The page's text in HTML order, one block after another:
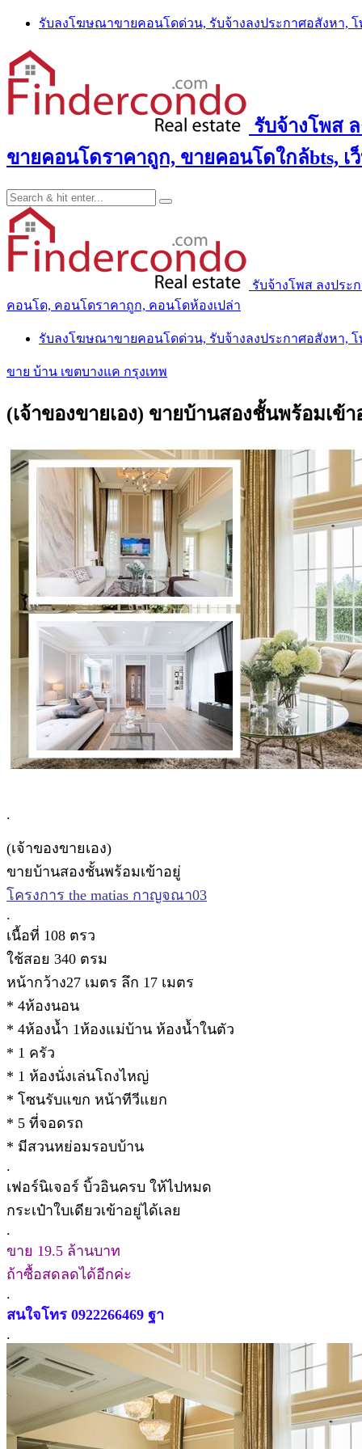
Skip
content
รับลงโฆษณาขายคอนโดด่วน, รับจ้างลงประกาศอสังหา,
รับจ้างโพส
ขายคอนโดราคาถูก, ขายคอนโดใกล้bts,
รับจ้างโพส ลงประ
คอนโด, คอนโดราคาถูก, คอนโดห้องเปล่า
รับลงโฆษณาขายคอนโดด่วน, รับจ้างลงประกาศอสังหา,
ขาย บ้าน เขตบางแค กรุงเทพ
(เจ้าของขายเอง) ขายบ้านสองชั้นพร้อมเข้
.
(เจ้าของขายเอง)
ขายบ้านสองชั้นพร้อมเข้าอยู่
โครงการ the matias กาญจณา03
.
เนื้อที่ 108 ตรว
ใช้สอย 340 ตรม
หน้ากว้าง27 เมตร ลึก 17 เมตร
* 4ห้องนอน
* 4ห้องน้ำ 1ห้องแม่บ้าน ห้องน้ำในตัว
* 1 ครัว
* 1 ห้องนั่งเล่นโถงไหญ่
* โซนรับแขก หน้าทีวีแยก
* 5 ที่จอดรถ
* มีสวนหย่อมรอบบ้าน
.
เฟอร์นิเจอร์ บิ้วอินครบ ให้ไปหมด
กระเป๋าใบเดียวเข้าอยู่ได้เลย
.
ขาย 19.5 ล้านบาท
ถ้าซื้อสดลดได้อีกค่ะ
.
สนใจโทร 0922266469 ฐา
.